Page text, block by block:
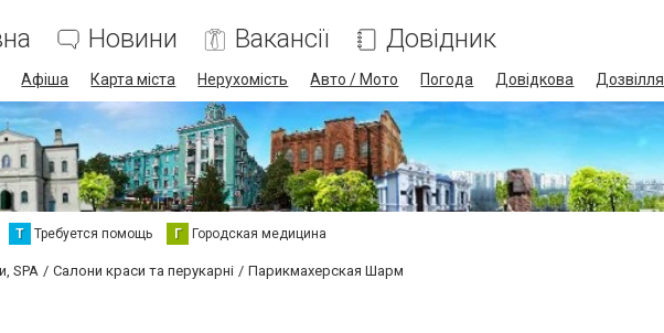
Новини Вакансії Довідник
Афіша Карта міста Нерухомість Авто / Мото Погода Довідкова Дозвілля
Т Требуется помощь Г Городская медицина
SPA Салони краси та перукарні Парикмахерская Шарм